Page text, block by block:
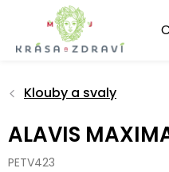
obsah
Klouby a svaly
ALAVIS
PETV423